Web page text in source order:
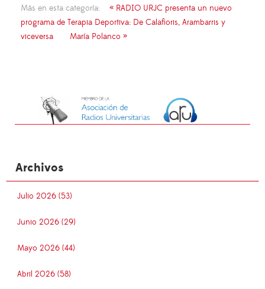
Más en esta categoría:
« RADIO URJC presenta un nuevo
programa de Terapia Deportiva: De Calafioris, Arambarris y
viceversa
María Polanco »
Archivos
Julio 2026 (53)
Junio 2026 (29)
Mayo 2026 (44)
Abril 2026 (58)